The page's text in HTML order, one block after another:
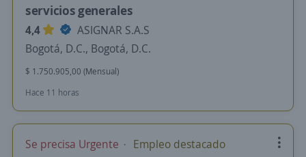
servicios generales
4,4
ASIGNAR S.A.S
Bogotá, D.C., Bogotá, D.C.
$ 1.750.905,00 (Mensual)
Hace 11 horas
Se precisa Urgente Empleo destacado